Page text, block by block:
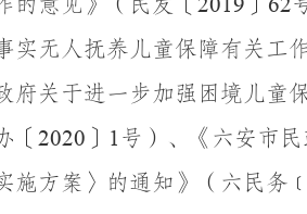
实无人抚养儿童保障有关工
府关于进一步加强困境儿童
〔 2020 〕 1 号）、《六安市
施方案〉的通知》（六民务